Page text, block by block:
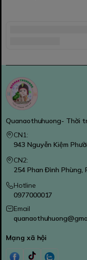
Quanaothuhuong- Thời
CN1:
943 Nguyễn Kiệm
CN2:
254 Phan Đình Phùng,
Hotline
0977000017
Email
Mạng xã hội